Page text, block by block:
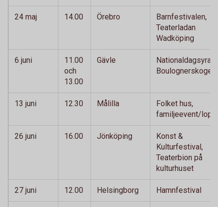
24 maj 14.00 Örebro
Barnfestivalen,
Teaterladan
Wadköping
6 juni
11.00
och
13.00
Gävle
Nationaldagsyra,
Boulognerskogen
13 juni 12.30 Målilla
Folket hus,
familjeevent/
26 juni 16.00 Jönköping
Konst &
Kulturfestival,
Teaterbion på
kulturhuset
27 juni 12.00 Helsingborg Hamnfestival